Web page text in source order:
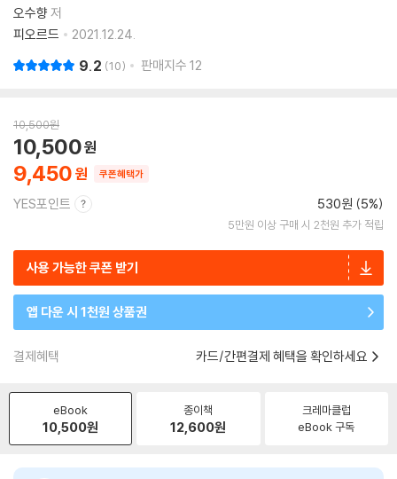
오수향 저
피오르드
2021.12.24.
9.2 10 판매지수 12
10,500원
9,450
10,500
쿠폰혜택가
YES포인트 530원 (5%)
5만원 이상 구매 시 2천원 추가 적립
사용 가능한 쿠폰 받기
앱 다운 시 1천원 상품권
결제혜택 카드/간편결제 혜택을 확인하세요
eBook
10,500원
종이책
12,600원
크레마클럽
eBook 구독